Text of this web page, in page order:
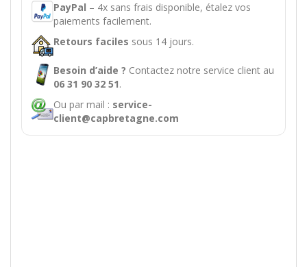
PayPal – 4x sans frais disponible, étalez vos
paiements facilement.
Retours faciles sous 14 jours.
Besoin d’aide ? Contactez notre service client au
06 31 90 32 51.
Ou par mail : service-
client@capbretagne.com